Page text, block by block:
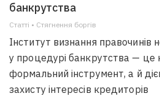
банкрутства
Статті • Стягнення боргiв
Інститут визнання правочинів
у процедурі банкрутства — це
формальний інструмент, а й
захисту інтересів кредиторів